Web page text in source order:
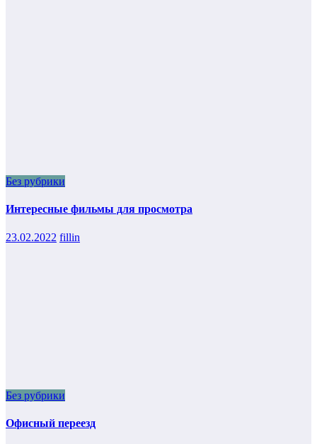
Без рубрики
Интересные фильмы для просмотра
23.02.2022 fillin
Без рубрики
Офисный переезд